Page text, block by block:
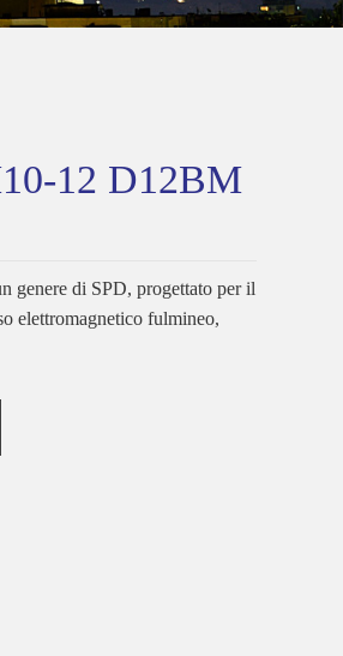
12 D12BM
genere di SPD, progettato per il
elettromagnetico fulmineo,